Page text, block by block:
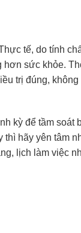
tế, do tính
hơn sức khỏe.
trị đúng,
kỳ để tầm soát
thì hãy yên tâm
lịch làm việc